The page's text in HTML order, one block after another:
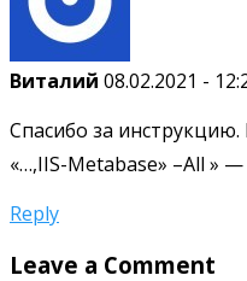
Виталий 08.02.2021 -
Спасибо за
«…,IIS-Metabase» –All »
Reply
Leave a Comment